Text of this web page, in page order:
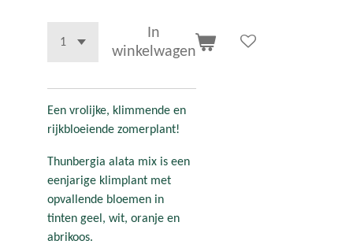
In
winkelwagen
Een vrolijke, klimmende en
rijkbloeiende zomerplant!
Thunbergia alata mix is een
eenjarige klimplant met
opvallende bloemen in
tinten geel, wit, oranje en
abrikoos.